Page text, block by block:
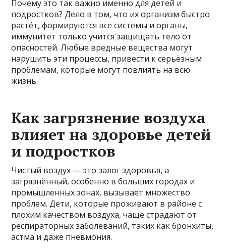
Почему это так важно именно для детей и
подростков? Дело в том, что их организм быстро
растёт, формируются все системы и органы,
иммунитет только учится защищать тело от
опасностей. Любые вредные вещества могут
нарушить эти процессы, привести к серьёзным
проблемам, которые могут повлиять на всю
жизнь.
Как загрязнение воздуха
влияет на здоровье детей
и подростков
Чистый воздух — это залог здоровья, а
загрязнённый, особенно в больших городах и
промышленных зонах, вызывает множество
проблем. Дети, которые проживают в районе с
плохим качеством воздуха, чаще страдают от
респираторных заболеваний, таких как бронхиты,
астма и даже пневмония.